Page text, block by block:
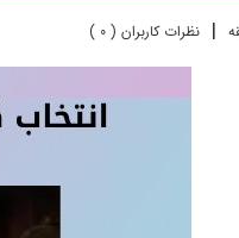
| نظرات کاربران ( 0 )